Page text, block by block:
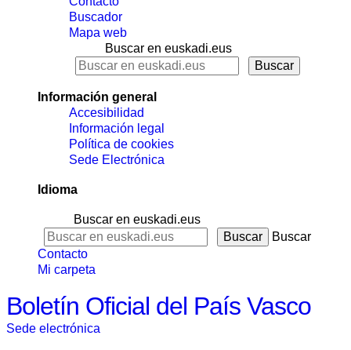
Buscador
Mapa web
Buscar en euskadi.eus
Información general
Accesibilidad
Información legal
Política de cookies
Sede Electrónica
Idioma
Buscar en euskadi.eus
Buscar
Contacto
Mi carpeta
Boletín Oficial del País Vasco
Sede electrónica